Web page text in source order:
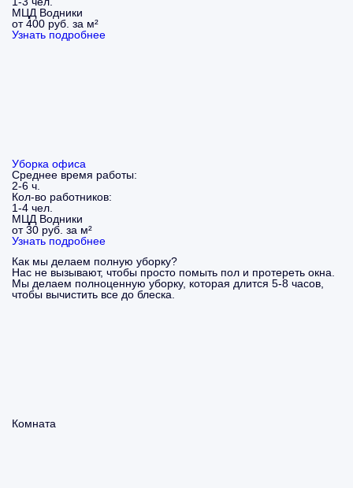
МЦД Водники
от 400 руб. за м²
Узнать подробнее
Уборка офиса
Среднее время работы:
2-6 ч.
Кол-во работников:
1-4 чел.
МЦД Водники
от 30 руб. за м²
Узнать подробнее
Как мы делаем полную уборку?
Нас не вызывают, чтобы просто помыть пол и протереть окна.
Мы делаем полноценную уборку, которая длится 5-8 часов,
чтобы вычистить все до блеска.
Комната